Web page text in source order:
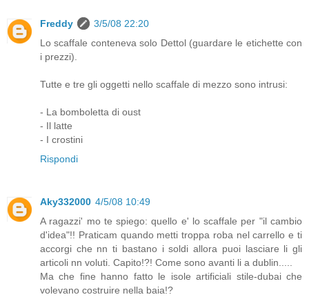
Freddy
3/5/08 22:20
Lo scaffale conteneva solo Dettol (guardare le etichette con
i prezzi).
Tutte e tre gli oggetti nello scaffale di mezzo sono intrusi:
- La bomboletta di oust
- Il latte
- I crostini
Rispondi
Aky332000 4/5/08 10:49
A ragazzi' mo te spiego: quello e' lo scaffale per "il cambio
d'idea"!! Praticam quando metti troppa roba nel carrello e ti
accorgi che nn ti bastano i soldi allora puoi lasciare li gli
articoli nn voluti. Capito!?! Come sono avanti li a dublin.....
Ma che fine hanno fatto le isole artificiali stile-dubai che
volevano costruire nella baia!?